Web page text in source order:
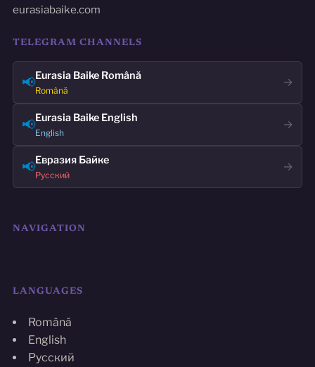
eurasiabaike.com
TELEGRAM CHANNELS
📢Eurasia Baike Română
Română
→
📢Eurasia Baike English
English
→
📢Евразия Байке
Русский
→
NAVIGATION
LANGUAGES
Română
English
Русский